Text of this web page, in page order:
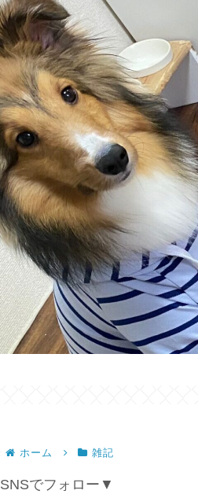
ホーム 雑記
SNSでフォロー▼